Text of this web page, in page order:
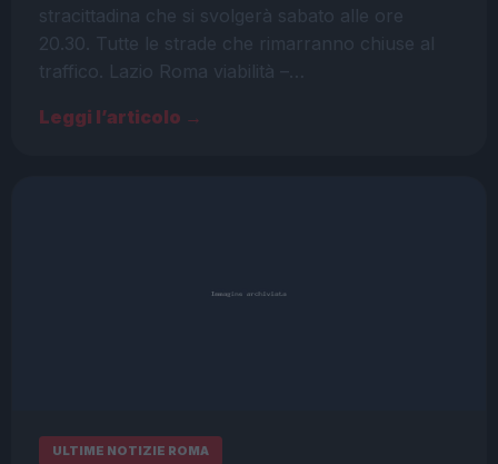
stracittadina che si svolgerà sabato alle ore
20.30. Tutte le strade che rimarranno chiuse al
traffico. Lazio Roma viabilità –…
Leggi l’articolo →
ULTIME NOTIZIE ROMA